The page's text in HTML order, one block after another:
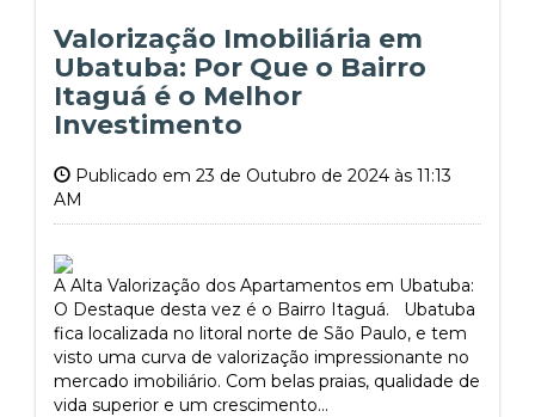
Valorização Imobiliária em
Ubatuba: Por Que o Bairro
Itaguá é o Melhor
Investimento
Publicado em 23 de Outubro de 2024 às 11:13
AM
A Alta Valorização dos Apartamentos em Ubatuba:
O Destaque desta vez é o Bairro Itaguá. Ubatuba
fica localizada no litoral norte de São Paulo, e tem
visto uma curva de valorização impressionante no
mercado imobiliário. Com belas praias, qualidade de
vida superior e um crescimento...